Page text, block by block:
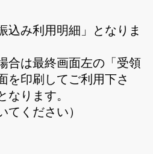
込み利用明細」となりま
合は最終画面左の「受領
を印刷してご利用下さ
なります。
てください）